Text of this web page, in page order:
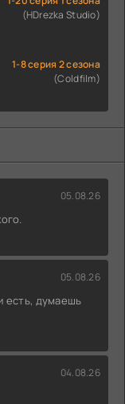
(HDrezka Studio)
1-8 серия 2 сезона
(Coldfilm)
05.08.26
05.08.26
есть, думаешь
04.08.26